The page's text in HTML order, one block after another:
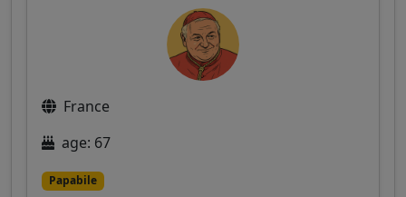
France
age: 67
Papabile